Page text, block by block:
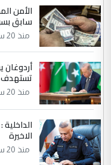
الأمن
سابق
منذ 20 ساعة
أردوغان
تستهدف
منذ 20 ساعة
الاخيرة
منذ 20 ساعة